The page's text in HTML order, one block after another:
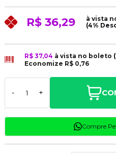
R$ 36,29
à vista
(4%
R$ 37,04 à vista no boleto
Economize R$ 0,76
- +
Compre